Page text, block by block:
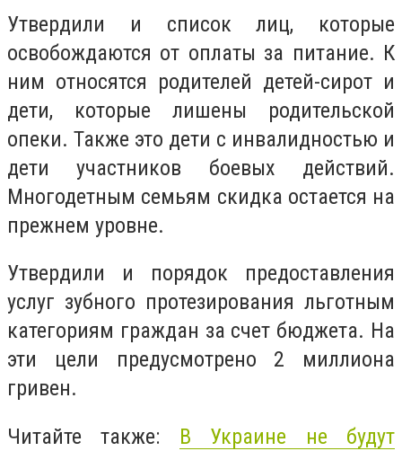
Утвердили и список лиц, которые
освобождаются от оплаты за питание. К
ним относятся родителей детей-сирот и
дети, которые лишены родительской
опеки. Также это дети с инвалидностью и
дети участников боевых действий.
Многодетным семьям скидка остается на
прежнем уровне.
Утвердили и порядок предоставления
услуг зубного протезирования льготным
категориям граждан за счет бюджета. На
эти цели предусмотрено 2 миллиона
гривен.
Читайте также: В Украине не будут